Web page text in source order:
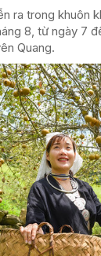
ra trong khuôn
8, từ ngày 7
Quang.